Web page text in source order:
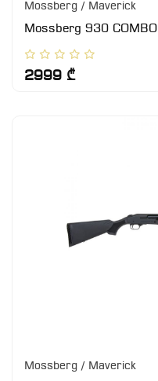
Mossberg / Maverick
Mossberg 930 COMBO
2999 ₾
Mossberg / Maverick